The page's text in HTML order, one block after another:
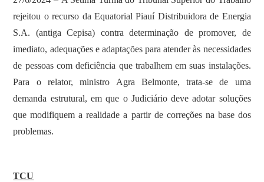
rejeitou o recurso da Equatorial Piauí Distribuidora de Energia
S.A. (antiga Cepisa) contra determinação de promover, de
imediato, adequações e adaptações para atender às necessidades
de pessoas com deficiência que trabalhem em suas instalações.
Para o relator, ministro Agra Belmonte, trata-se de uma
demanda estrutural, em que o Judiciário deve adotar soluções
que modifiquem a realidade a partir de correções na base dos
problemas.
TCU